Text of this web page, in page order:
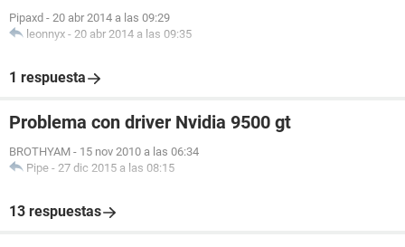
Pipaxd - 20 abr 2014 a las 09:29
leonnyx - 20 abr 2014 a las 09:35
1 respuesta
Problema con driver Nvidia 9500 gt
BROTHYAM - 15 nov 2010 a las 06:34
Pipe - 27 dic 2015 a las 08:15
13 respuestas